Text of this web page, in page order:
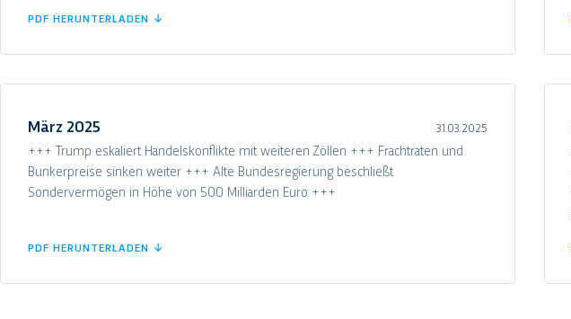
PDF HERUNTERLADEN ↓
März 2025 31.03.2025
+++ Trump eskaliert Handelskonflikte mit weiteren Zöllen +++ Frachtraten und
Bunkerpreise sinken weiter +++ Alte Bundesregierung beschließt
Sondervermögen in Höhe von 500 Milliarden Euro +++
PDF HERUNTERLADEN ↓